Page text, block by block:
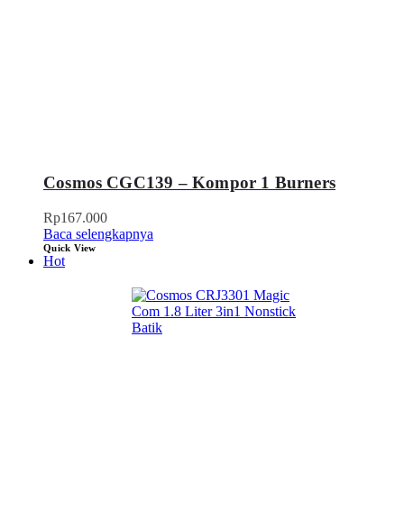
Cosmos CGC139 – Kompor 1 Burners
Rp167.000
Baca selengkapnya
Quick View
Hot